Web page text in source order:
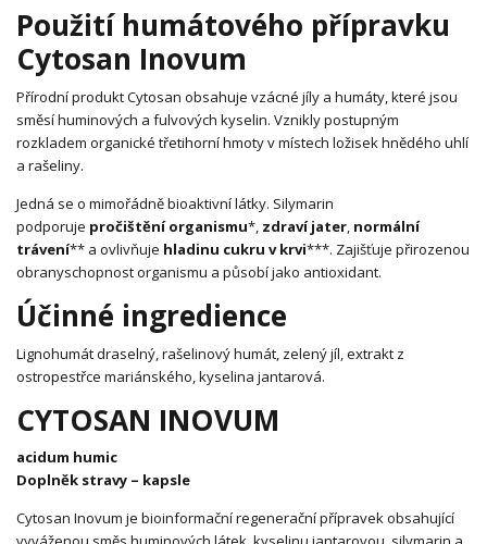
Použití humátového přípravku
Cytosan Inovum
Přírodní produkt Cytosan obsahuje vzácné jíly a humáty, které jsou
směsí huminových a fulvových kyselin. Vznikly postupným
rozkladem organické třetihorní hmoty v místech ložisek hnědého uhlí
a rašeliny.
Jedná se o mimořádně bioaktivní látky. Silymarin
podporuje pročištění organismu*, zdraví jater, normální
trávení** a ovlivňuje hladinu cukru v krvi***. Zajišťuje přirozenou
obranyschopnost organismu a působí jako antioxidant.
Účinné ingredience
Lignohumát draselný, rašelinový humát, zelený jíl, extrakt z
ostropestřce mariánského, kyselina jantarová.
CYTOSAN INOVUM
acidum humic
Doplněk stravy – kapsle
Cytosan Inovum je bioinformační regenerační přípravek obsahující